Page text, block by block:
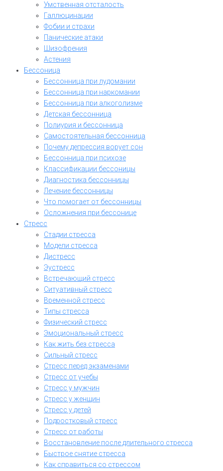
Умственная отсталость
Галлюцинации
Фобии и страхи
Панические атаки
Шизофрения
Астения
Бессоница
Бессонница при лудомании
Бессонница при наркомании
Бессонница при алкоголизме
Детская бессонница
Полиурия и бессонница
Самостоятельная бессонница
Почему депрессия ворует сон
Бессонница при психозе
Классификации бессоницы
Диагностика бессонницы
Лечение бессонницы
Что помогает от бессонницы
Осложнения при бессонице
Стресс
Стадии стресса
Модели стресса
Дистресс
Эустресс
Встречающий стресс
Ситуативный стресс
Временной стресс
Типы стресса
Физический стресс
Эмоциональный стресс
Как жить без стресса
Сильный стресс
Стресс перед экзаменами
Стресс от учебы
Стресс у мужчин
Стресс у женщин
Стресс у детей
Подростковый стресс
Стресс от работы
Восстановление после длительного стресса
Быстрое снятие стресса
Как справиться со стрессом